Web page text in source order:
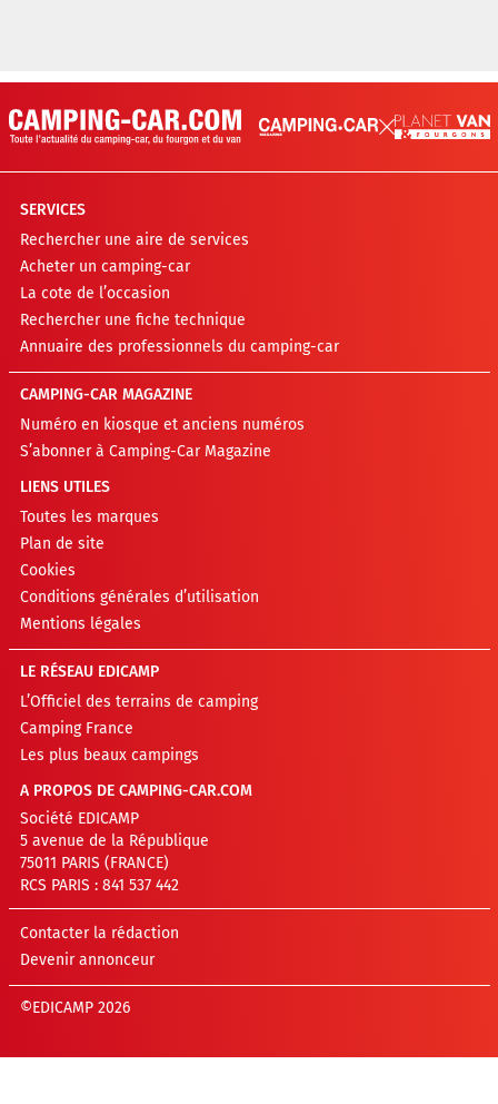
SERVICES
Rechercher une aire de services
Acheter un camping-car
La cote de l’occasion
Rechercher une fiche technique
Annuaire des professionnels du camping-car
CAMPING-CAR MAGAZINE
Numéro en kiosque et anciens numéros
S’abonner à Camping-Car Magazine
LIENS UTILES
Toutes les marques
Plan de site
Cookies
Conditions générales d’utilisation
Mentions légales
LE RÉSEAU EDICAMP
L’Officiel des terrains de camping
Camping France
Les plus beaux campings
A PROPOS DE CAMPING-CAR.COM
Société EDICAMP
5 avenue de la République
75011 PARIS (FRANCE)
RCS PARIS : 841 537 442
Contacter la rédaction
Devenir annonceur
©EDICAMP 2026